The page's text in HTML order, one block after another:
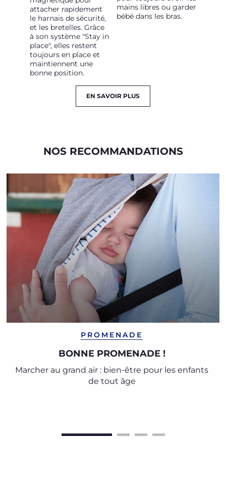
attacher rapidement
le harnais de sécurité,
et les bretelles. Grâce
à son système "Stay in
place", elles restent
toujours en place et
maintiennent une
bonne position.
mains libres ou garder
bébé dans les bras.
EN SAVOIR PLUS
NOS RECOMMANDATIONS
PROMENADE
BONNE PROMENADE !
Marcher au grand air : bien-être pour les enfants
de tout âge